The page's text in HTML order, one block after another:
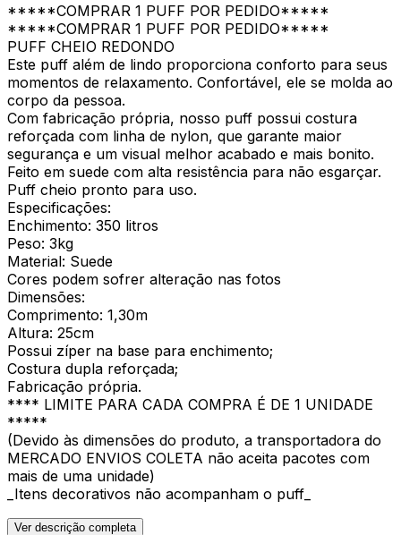
*****COMPRAR 1 PUFF POR PEDIDO*****
*****COMPRAR 1 PUFF POR PEDIDO*****
PUFF CHEIO REDONDO
Este puff além de lindo proporciona conforto para seus
momentos de relaxamento. Confortável, ele se molda ao
corpo da pessoa.
Com fabricação própria, nosso puff possui costura
reforçada com linha de nylon, que garante maior
segurança e um visual melhor acabado e mais bonito.
Feito em suede com alta resistência para não esgarçar.
Puff cheio pronto para uso.
Especificações:
Enchimento: 350 litros
Peso: 3kg
Material: Suede
Cores podem sofrer alteração nas fotos
Dimensões:
Comprimento: 1,30m
Altura: 25cm
Possui zíper na base para enchimento;
Costura dupla reforçada;
Fabricação própria.
**** LIMITE PARA CADA COMPRA É DE 1 UNIDADE
*****
(Devido às dimensões do produto, a transportadora do
MERCADO ENVIOS COLETA não aceita pacotes com
mais de uma unidade)
_Itens decorativos não acompanham o puff_
Ver descrição completa